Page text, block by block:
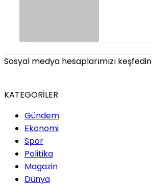
Sosyal medya hesaplarımızı keşfedin
KATEGORİLER
Gündem
Ekonomi
Spor
Politika
Magazin
Dünya